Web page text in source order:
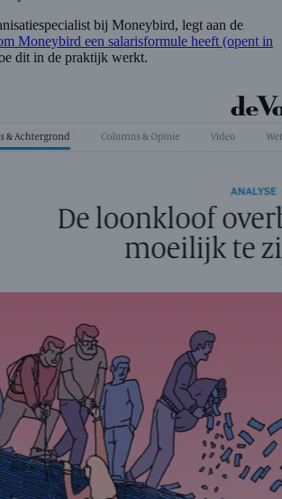
bij Moneybird, legt aan de
Moneybird een salarisformule heeft (opent in
dit in de praktijk werkt.